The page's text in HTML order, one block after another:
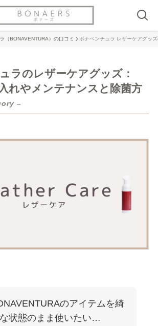
（BONAVENTURA）の口コミ ボナベンチュラ レザーケアグッ
ラのレザーケアグッズ：
れやメンテナンスと除菌方
–
のアイテムを綺
状態のまま使いたい…